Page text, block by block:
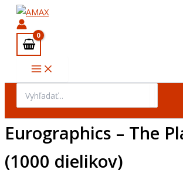
Preskočiť
obsah
for:
Eurographics – The
(1000 dielikov)